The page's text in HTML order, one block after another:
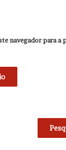
navegador para a